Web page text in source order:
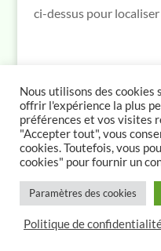
ci-dessus pour
©
Nous utilisons des cookies
offrir l'expérience la plus
préférences et vos visites
"Accepter tout", vous
cookies. Toutefois, vous
cookies" pour fournir un
Paramètres des cookies
Politique de